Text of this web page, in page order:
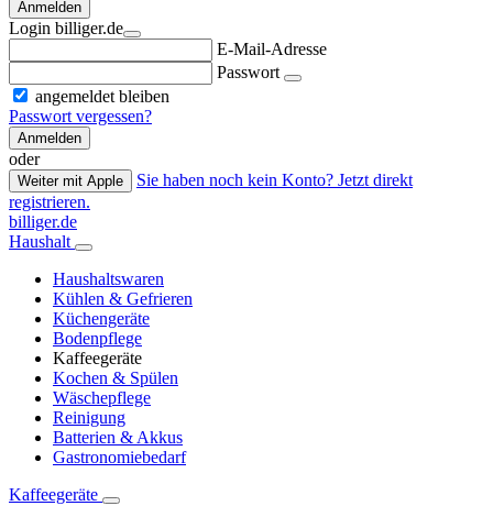
Anmelden
Login billiger.de
E-Mail-Adresse
Passwort
angemeldet bleiben
Passwort vergessen?
Anmelden
oder
Weiter mit Apple
Sie haben noch kein Konto? Jetzt direkt
registrieren.
billiger.de
Haushalt
Haushaltswaren
Kühlen & Gefrieren
Küchengeräte
Bodenpflege
Kaffeegeräte
Kochen & Spülen
Wäschepflege
Reinigung
Batterien & Akkus
Gastronomiebedarf
Kaffeegeräte